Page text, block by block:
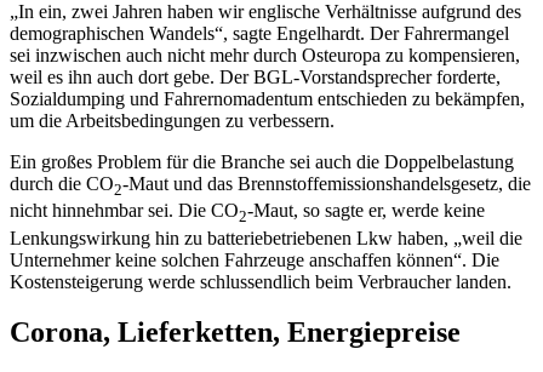
„In ein, zwei Jahren haben wir englische Verhältnisse aufgrund des
demographischen Wandels“, sagte Engelhardt. Der Fahrermangel
sei inzwischen auch nicht mehr durch Osteuropa zu kompensieren,
weil es ihn auch dort gebe. Der BGL-Vorstandsprecher forderte,
Sozialdumping und Fahrernomadentum entschieden zu bekämpfen,
um die Arbeitsbedingungen zu verbessern.
Ein großes Problem für die Branche sei auch die Doppelbelastung
durch die CO2-Maut und das Brennstoffemissionshandelsgesetz, die
nicht hinnehmbar sei. Die CO2-Maut, so sagte er, werde keine
Lenkungswirkung hin zu batteriebetriebenen Lkw haben, „weil die
Unternehmer keine solchen Fahrzeuge anschaffen können“. Die
Kostensteigerung werde schlussendlich beim Verbraucher landen.
Corona, Lieferketten, Energiepreise